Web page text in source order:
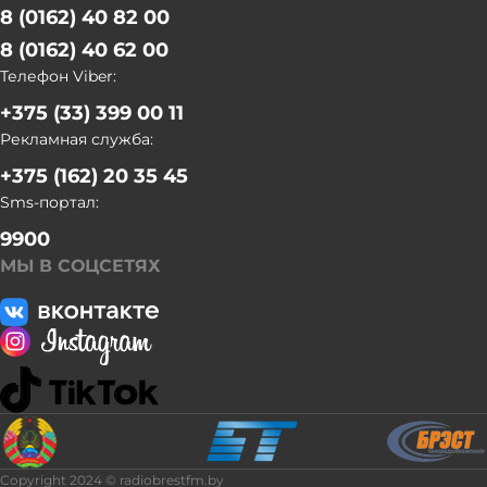
условиями для национальных и иностранных
предпринимателей сроком на 50 лет. Текущая территория
составляет 320 гектаров.
8 (0162) 40 82 00
8 (0162) 40 62 00
Телефон Viber:
+375 (33) 399 00 11
Рекламная служба:
+375 (162) 20 35 45
Sms-портал:
9900
МЫ В СОЦСЕТЯХ
Copyright 2024 © radiobrestfm.by